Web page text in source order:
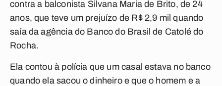
contra a balconista Silvana Maria de Brito, de 24
anos, que teve um prejuízo de R$ 2,9 mil quando
saía da agência do Banco do Brasil de Catolé do
Rocha.
Ela contou à polícia que um casal estava no banco
quando ela sacou o dinheiro e que o homem e a